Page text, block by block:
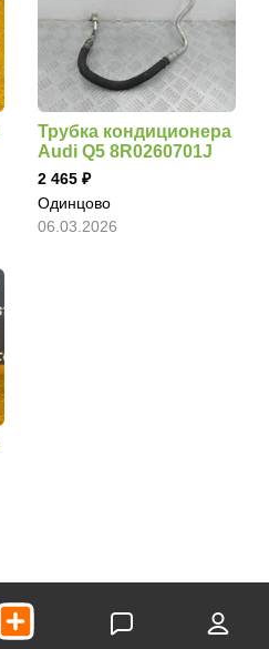
Трубка кондиционера
Audi Q5 8R0260701J
2 465
Одинцово
06.03.2026